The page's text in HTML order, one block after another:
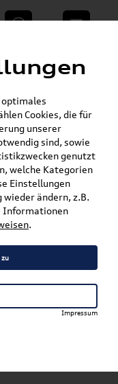
WhatsApp E-Mail
Zubehör »
& Zubehör
Warenkorb
optimales
Cookies, die für
unserer
sind, sowie
genutzt
welche Kategorien
Einstellungen
ändern, z.B.
Informationen
.
zu
Impressum